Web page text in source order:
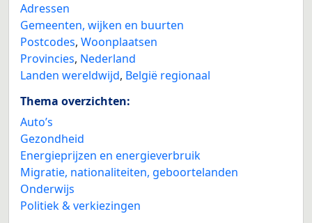
Adressen
Gemeenten, wijken en buurten
Postcodes, Woonplaatsen
Provincies, Nederland
Landen wereldwijd, België regionaal
Thema overzichten:
Auto’s
Gezondheid
Energieprijzen en energieverbruik
Migratie, nationaliteiten, geboortelanden
Onderwijs
Politiek & verkiezingen